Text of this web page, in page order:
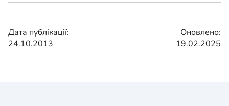
Дата публікації:
24.10.2013
Оновлено:
19.02.2025